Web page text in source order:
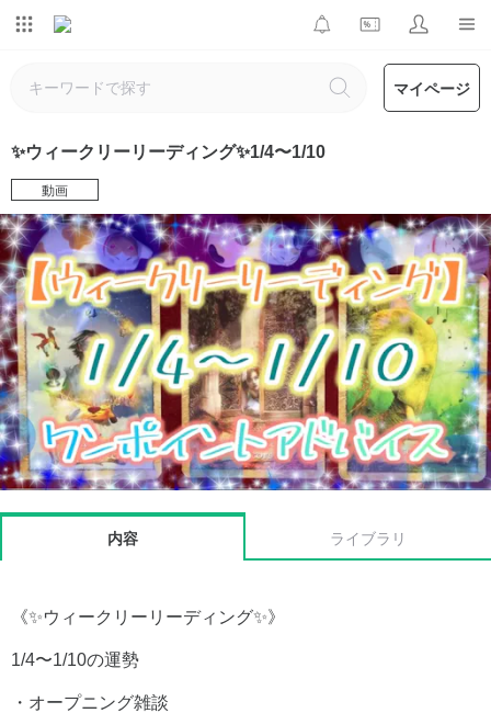
マイページ
✨ウィークリーリーディング✨1/4〜1/10
動画
内容 ライブラリ
《✨ウィークリーリーディング✨》
1/4〜1/10の運勢
・オープニング雑談